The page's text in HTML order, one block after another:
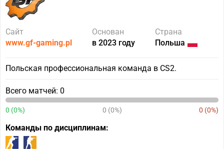
Сайт
www.gf-gaming.pl
Основан
в 2023 году
Страна
Польша
Польская профессиональная команда в CS2.
Всего матчей: 0
0 (0%) 0 (0%) 0 (0%)
Команды по дисциплинам: